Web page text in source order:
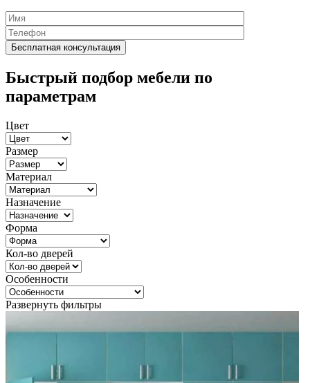
Быстрый подбор мебели по
параметрам
Цвет
Размер
Материал
Назначение
Форма
Кол-во дверей
Особенности
Развернуть фильтры